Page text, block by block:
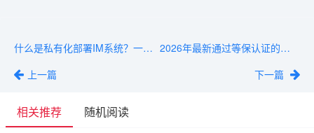
什么是私有化部署IM系统？一文搞懂核心概念与适用场景
上一篇
2026年最新通过等保认证的聊天软件TOP榜单一览
下一篇
相关推荐 随机阅读